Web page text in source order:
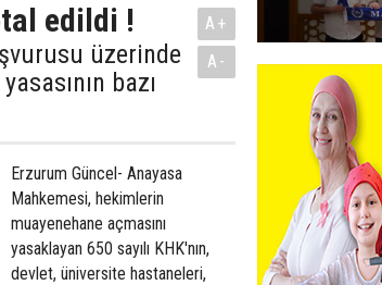
edildi !
üzerinde
bazı
A+
A-
Erzurum Güncel- Anayasa
Mahkemesi, hekimlerin
muayenehane açmasını
yasaklayan 650 sayılı KHK'nın,
devlet, üniversite hastaneleri,